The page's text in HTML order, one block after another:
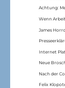
Achtung:
Wenn
James
Internet
Neue
Nach der
Felix